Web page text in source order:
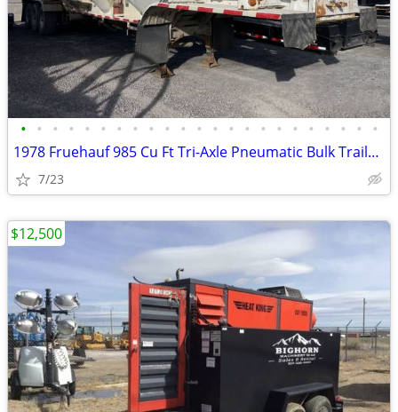
• • • • • • • • • • • • • • • • • • • • • • •
1978 Fruehauf 985 Cu Ft Tri-Axle Pneumatic Bulk Trailer # 4673
7/23
$12,500